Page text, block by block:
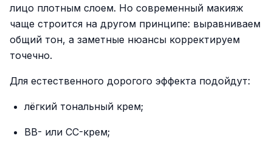
лицо плотным слоем. Но современный макияж
чаще строится на другом принципе: выравниваем
общий тон, а заметные нюансы корректируем
точечно.
Для естественного дорогого эффекта подойдут:
лёгкий тональный крем;
BB- или CC-крем;